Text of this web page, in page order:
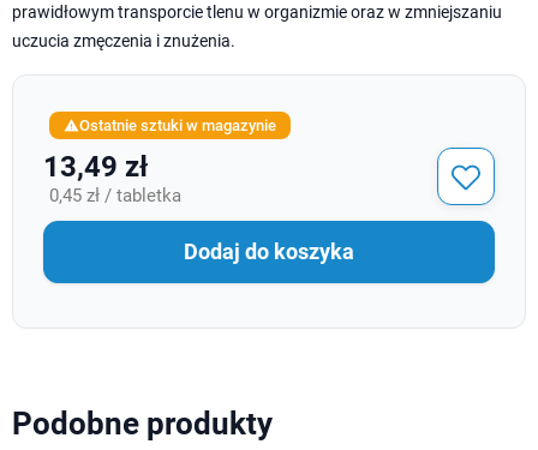
prawidłowym transporcie tlenu w organizmie oraz w zmniejszaniu
uczucia zmęczenia i znużenia.
Ostatnie sztuki w magazynie
13,49 zł
0,45 zł / tabletka
Dodaj do koszyka
Podobne produkty